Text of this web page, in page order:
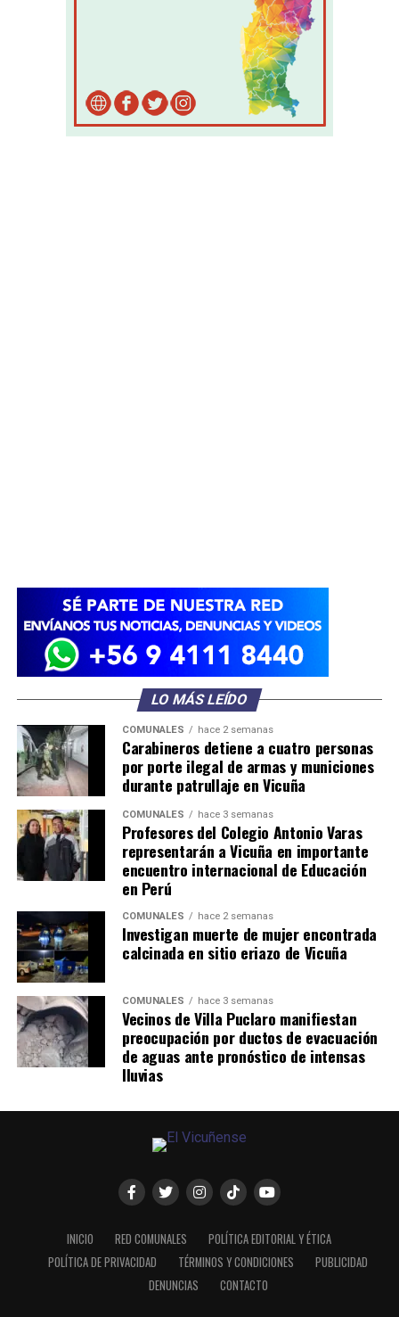
LO MÁS LEÍDO
COMUNALES hace 2 semanas
Carabineros detiene a cuatro personas
por porte ilegal de armas y municiones
durante patrullaje en Vicuña
COMUNALES hace 3 semanas
Profesores del Colegio Antonio Varas
representarán a Vicuña en importante
encuentro internacional de Educación
en Perú
COMUNALES hace 2 semanas
Investigan muerte de mujer encontrada
calcinada en sitio eriazo de Vicuña
COMUNALES hace 3 semanas
Vecinos de Villa Puclaro manifiestan
preocupación por ductos de evacuación
de aguas ante pronóstico de intensas
lluvias
INICIO RED COMUNALES
POLÍTICA EDITORIAL Y ÉTICA
POLÍTICA DE PRIVACIDAD
TÉRMINOS Y CONDICIONES
PUBLICIDAD
DENUNCIAS
CONTACTO